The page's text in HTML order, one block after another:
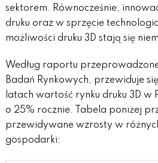
sektorem. Równocześnie,
druku oraz w sprzęcie
możliwości druku 3D stają się
Według raportu
Badań Rynkowych, przewiduje
latach wartość rynku druku 3D w
o 25% rocznie. Tabela poniżej
przewidywane wzrosty w
gospodarki: